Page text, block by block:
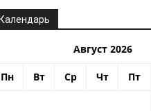
Август 2026
Пн Вт Ср Чт Пт